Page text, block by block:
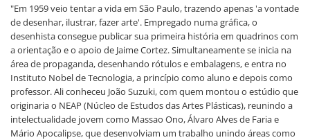
"Em 1959 veio tentar a vida em São Paulo, trazendo apenas 'a vontade
de desenhar, ilustrar, fazer arte'. Empregado numa gráfica, o
desenhista consegue publicar sua primeira história em quadrinos com
a orientação e o apoio de Jaime Cortez. Simultaneamente se inicia na
área de propaganda, desenhando rótulos e embalagens, e entra no
Instituto Nobel de Tecnologia, a princípio como aluno e depois como
professor. Ali conheceu João Suzuki, com quem montou o estúdio que
originaria o NEAP (Núcleo de Estudos das Artes Plásticas), reunindo a
intelectualidade jovem como Massao Ono, Álvaro Alves de Faria e
Mário Apocalipse, que desenvolviam um trabalho unindo áreas como